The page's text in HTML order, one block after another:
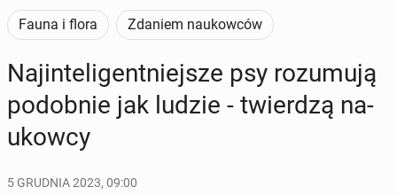
Fauna i flora Zdaniem naukowców
Naj­in­te­li­gent­niej­sze psy ro­zu­mu­ją
po­dob­nie jak ludzie - twier­dzą na­
ukow­cy
5 GRUDNIA 2023, 09:00